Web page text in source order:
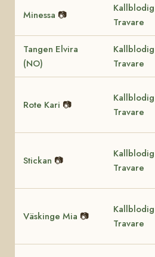
Minessa 📷
Kallblodig
Travare
Tangen Elvira
(NO)
Kallblodig
Travare
Rote Kari 📷
Kallblodig
Travare
Stickan 📷
Kallblodig
Travare
Väskinge Mia 📷
Kallblodig
Travare